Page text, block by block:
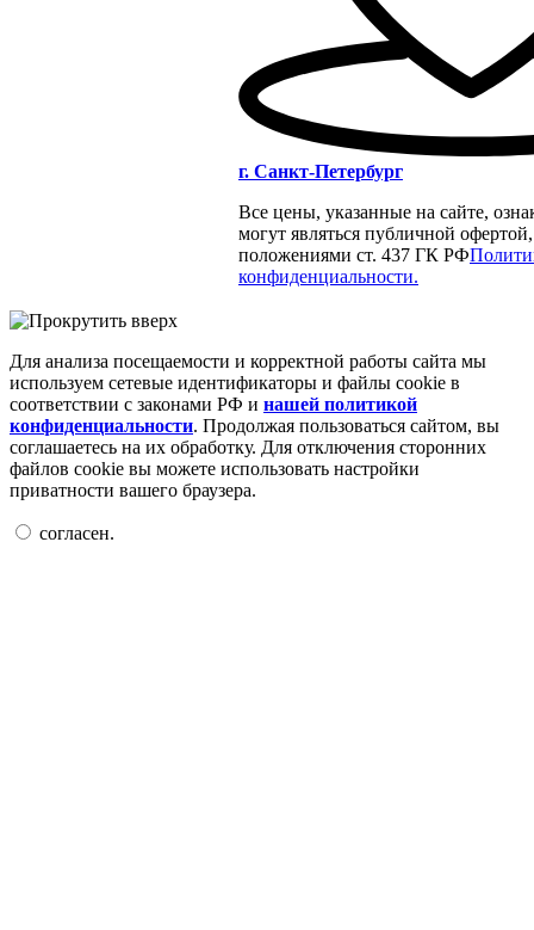
г. Санкт-Петербург
Все цены, указанные на сайте,
могут являться публичной
положениями ст. 437 ГК РФ
конфиденциальности.
Для анализа посещаемости и корректной работы сайта мы
используем сетевые идентификаторы и файлы cookie в
соответствии с законами РФ и нашей политикой
конфиденциальности. Продолжая пользоваться сайтом, вы
соглашаетесь на их обработку. Для отключения сторонних
файлов cookie вы можете использовать настройки
приватности вашего браузера.
согласен.